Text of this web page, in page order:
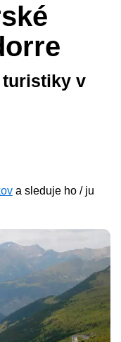
turistiky v
a sleduje ho / ju